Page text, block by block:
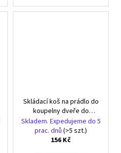
Skládací koš na prádlo do
koupelny dveře do
prádelny na stěnu šedé
Skladem. Expedujeme do 5
prac. dnů (>5 szt.)
156 Kč